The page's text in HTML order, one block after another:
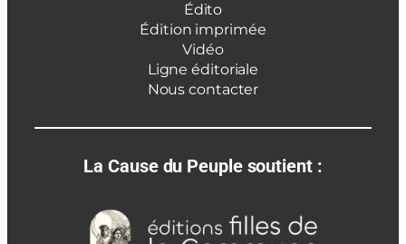
Édito
Édition imprimée
Vidéo
Ligne éditoriale
Nous contacter
La Cause du Peuple soutient :